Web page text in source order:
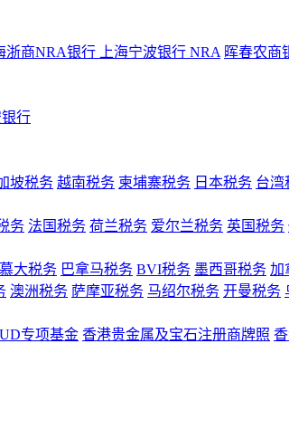
浙商NRA银行 上海宁波银行 NRA 晖春农商
行
坡税务 越南税务 柬埔寨税务 日本税务 台湾
务 法国税务 荷兰税务 爱尔兰税务 英国税务
大税务 巴拿马税务 BVI税务 墨西哥税务 加
澳洲税务 萨摩亚税务 马绍尔税务 开曼税务
专项基金 香港贵金属及宝石注册商牌照